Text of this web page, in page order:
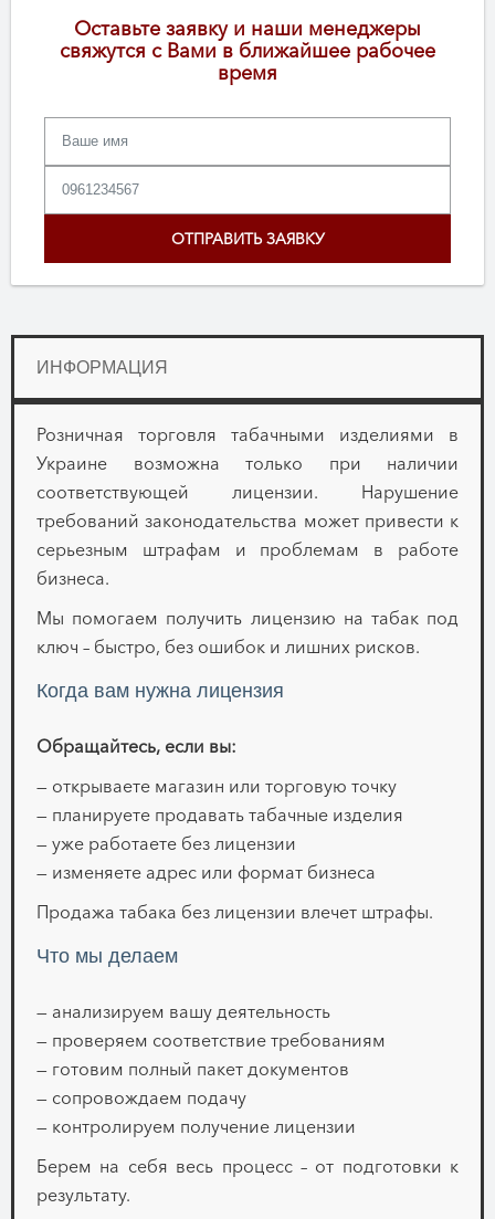
Оставьте заявку и наши менеджеры
свяжутся с Вами в ближайшее рабочее
время
ИНФОРМАЦИЯ
Розничная торговля табачными изделиями в
Украине возможна только при наличии
соответствующей лицензии. Нарушение
требований законодательства может привести к
серьезным штрафам и проблемам в работе
бизнеса.
Мы помогаем получить лицензию на табак под
ключ – быстро, без ошибок и лишних рисков.
Когда вам нужна лицензия
Обращайтесь, если вы:
— открываете магазин или торговую точку
— планируете продавать табачные изделия
— уже работаете без лицензии
— изменяете адрес или формат бизнеса
Продажа табака без лицензии влечет штрафы.
Что мы делаем
— анализируем вашу деятельность
— проверяем соответствие требованиям
— готовим полный пакет документов
— сопровождаем подачу
— контролируем получение лицензии
Берем на себя весь процесс – от подготовки к
результату.